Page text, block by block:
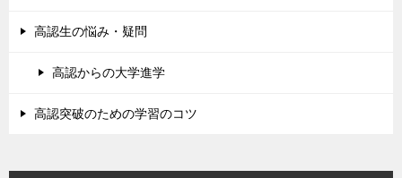
高認生の悩み・疑問
高認からの大学進学
高認突破のための学習のコツ